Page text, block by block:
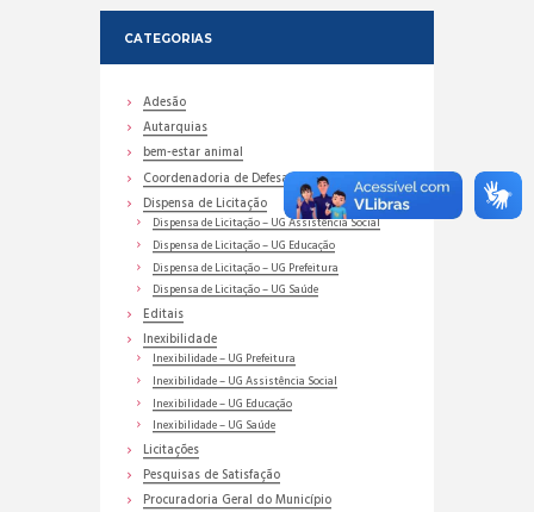
CATEGORIAS
Adesão
Autarquias
bem-estar animal
Coordenadoria de Defesa Civil
Dispensa de Licitação
Dispensa de Licitação – UG Assistência Social
Dispensa de Licitação – UG Educação
Dispensa de Licitação – UG Prefeitura
Dispensa de Licitação – UG Saúde
Editais
Inexibilidade
Inexibilidade – UG Prefeitura
Inexibilidade – UG Assistência Social
Inexibilidade – UG Educação
Inexibilidade – UG Saúde
Licitações
Pesquisas de Satisfação
Procuradoria Geral do Município